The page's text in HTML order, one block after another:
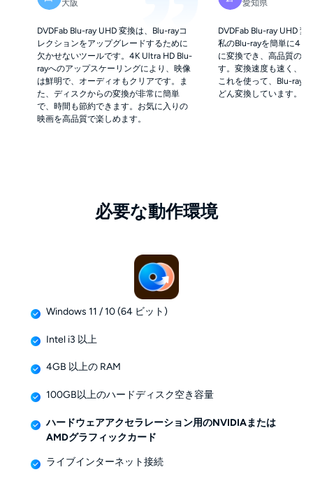
大阪
DVDFab Blu-ray UHD 変換は、Blu-rayコ
レクションをアップグレードするために
欠かせないツールです。4K Ultra HD Blu-
rayへのアップスケーリングにより、映像
は鮮明で、オーディオもクリアです。ま
た、ディスクからの変換が非常に簡単
で、時間も節約できます。お気に入りの
映画を高品質で楽しめます。
愛知県
DVDFab Blu-ray UHD 変
私のBlu-rayを簡単に4K
に変換でき、高品質の
す。変換速度も速く、操
これを使って、Blu-ray
どん変換しています。
必要な動作環境
Windows 11 / 10 (64 ビット)
Intel i3 以上
4GB 以上の RAM
100GB以上のハードディスク空き容量
ハードウェアアクセラレーション用のNVIDIAまたは
AMDグラフィックカード
ライブインターネット接続